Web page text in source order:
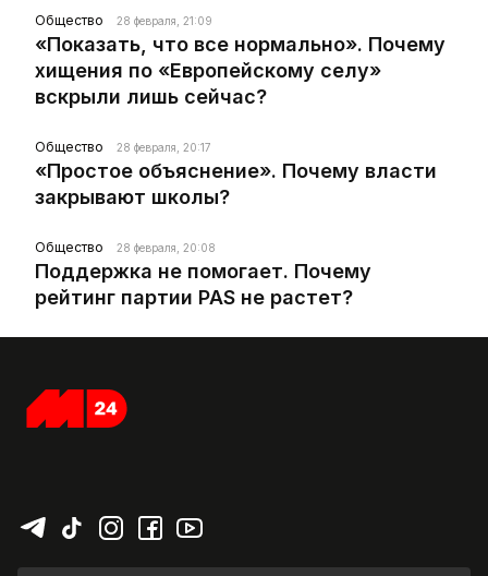
Общество 28 февраля, 21:09
«Показать, что все нормально». Почему
хищения по «Европейскому селу»
вскрыли лишь сейчас?
Общество 28 февраля, 20:17
«Простое объяснение». Почему власти
закрывают школы?
Общество 28 февраля, 20:08
Поддержка не помогает. Почему
рейтинг партии PAS не растет?